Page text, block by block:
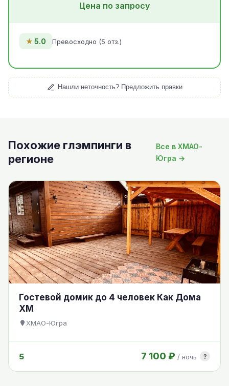
Цена по запросу
★ 5.0 Превосходно (5 отз.)
Нашли неточность? Предложить правки
Похожие глэмпинги в
регионе
Все в ХМАО-
Югра →
Гостевой домик до 4 человек Как Дома
ХМ
ХМАО-Югра
5 7 100 ₽ / ночь ?